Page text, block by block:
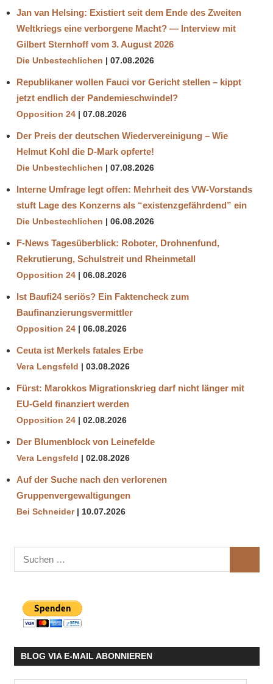
Jan van Helsing: Existiert seit dem Ende des Zweiten
Weltkriegs eine verborgene Macht? — Interview mit
Gilbert Sternhoff vom 3. August 2026
Die Unbestechlichen 07.08.2026
Republikaner wollen Fauci vor Gericht stellen – kippt
jetzt endlich der Pandemieschwindel?
Opposition 24 07.08.2026
Der Preis der deutschen Wiedervereinigung – Wie
Helmut Kohl die D‑Mark opferte!
Die Unbestechlichen 07.08.2026
Interne Umfrage legt offen: Mehrheit des VW-Vorstands
stuft Lage des Konzerns als “existenzgefährdend” ein
Die Unbestechlichen 06.08.2026
F-News Tagesüberblick: Roboter, Drohnenfund,
Rekrutierung, Schulstreit und Rheinmetall
Opposition 24 06.08.2026
Ist Baufi24 seriös? Ein Faktencheck zum
Baufinanzierungsvermittler
Opposition 24 06.08.2026
Ceuta ist Merkels fatales Erbe
Vera Lengsfeld 03.08.2026
Fürst: Marokkos Migrationskrieg darf nicht länger mit
EU-Geld finanziert werden
Opposition 24 02.08.2026
Der Blumenblock von Leinefelde
Vera Lengsfeld 02.08.2026
Auf der Suche nach den verlorenen
Gruppenvergewaltigungen
Bei Schneider 10.07.2026
Suchen
nach:
BLOG VIA E-MAIL ABONNIEREN